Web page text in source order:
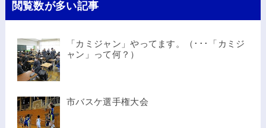
閲覧数が多い記事
「カミジャン」やってます。（･･･「カミジ
ャン」って何？）
市バスケ選手権大会